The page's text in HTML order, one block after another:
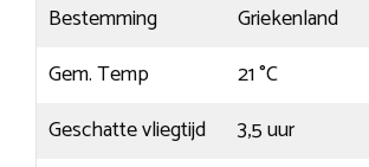
Bestemming
Griekenland
Gem. Temp
21 °C
Geschatte vliegtijd
3,5 uur